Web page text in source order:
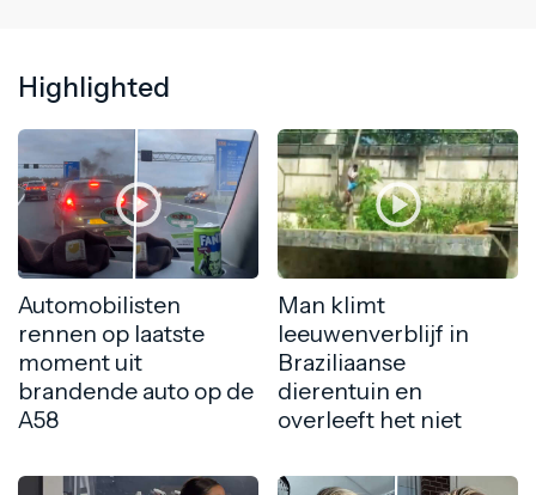
Highlighted
Automobilisten
rennen op laatste
moment uit
brandende auto op de
A58
Man klimt
leeuwenverblijf in
Braziliaanse
dierentuin en
overleeft het niet